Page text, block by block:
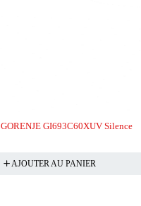
Lave vaisselle encastrable GORENJE GI693C60XUV Silence
AJOUTER AU PANIER